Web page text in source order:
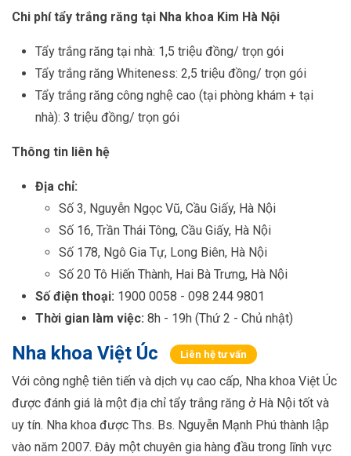
Chi phí tẩy trắng răng tại Nha khoa Kim Hà Nội
Tẩy trắng răng tại nhà: 1,5 triệu đồng/ trọn gói
Tẩy trắng răng Whiteness: 2,5 triệu đồng/ trọn gói
Tẩy trắng răng công nghệ cao (tại phòng khám + tại
nhà): 3 triệu đồng/ trọn gói
Thông tin liên hệ
Địa chỉ:
Số 3, Nguyễn Ngọc Vũ, Cầu Giấy, Hà Nội
Số 16, Trần Thái Tông, Cầu Giấy, Hà Nội
Số 178, Ngô Gia Tự, Long Biên, Hà Nội
Số 20 Tô Hiến Thành, Hai Bà Trưng, Hà Nội
Số điện thoại: 1900 0058 - 098 244 9801
Thời gian làm việc: 8h - 19h (Thứ 2 - Chủ nhật)
Nha khoa Việt Úc Liên hệ tư vấn
Với công nghệ tiên tiến và dịch vụ cao cấp, Nha khoa Việt Úc
được đánh giá là một địa chỉ tẩy trắng răng ở Hà Nội tốt và
uy tín. Nha khoa được Ths. Bs. Nguyễn Mạnh Phú thành lập
vào năm 2007. Đây một chuyên gia hàng đầu trong lĩnh vực